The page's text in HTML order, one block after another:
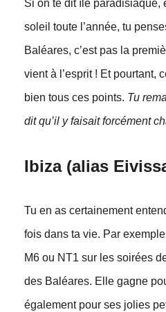
Si on te dit île paradisiaque,
soleil toute l’année, tu
Baléares, c’est pas la
vient à l’esprit ! Et pourtant,
bien tous ces points. Tu
dit qu’il y faisait forcément
Ibiza (alias
Tu en as certainement
fois dans ta vie. Par
M6 ou NT1 sur les soirées
des Baléares. Elle gagne
également pour ses jolies